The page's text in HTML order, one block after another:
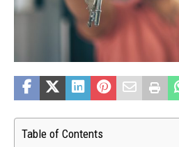
Table of Contents